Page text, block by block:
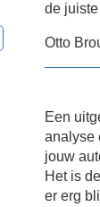
de
Otto
Een
analyse
jouw
Het is
er erg